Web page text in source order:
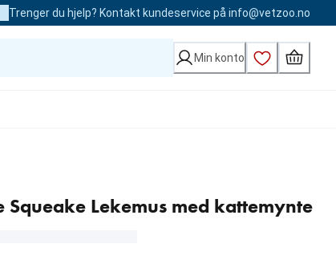
Trenger du hjelp? Kontakt kundeservice på info@vetzoo.no
Min konto
Squeake Lekemus med kattemynte